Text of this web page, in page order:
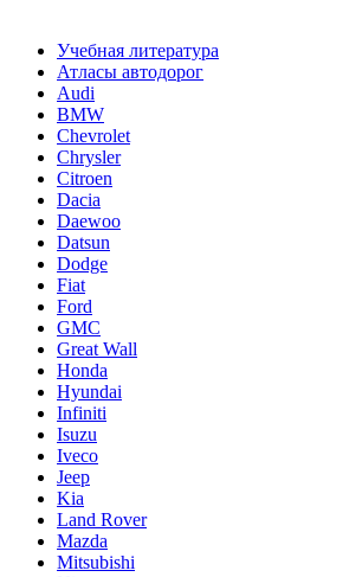
Учебная литература
Атласы автодорог
Audi
BMW
Chevrolet
Chrysler
Citroen
Dacia
Daewoo
Datsun
Dodge
Fiat
Ford
GMC
Great Wall
Honda
Hyundai
Infiniti
Isuzu
Iveco
Jeep
Kia
Land Rover
Mazda
Mitsubishi